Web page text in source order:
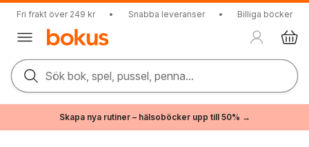
Fri frakt över 249 kr • Snabba leveranser • Billiga böcker
Sök bok, spel, pussel, penna...
Skapa nya rutiner – hälsoböcker upp till 50% →